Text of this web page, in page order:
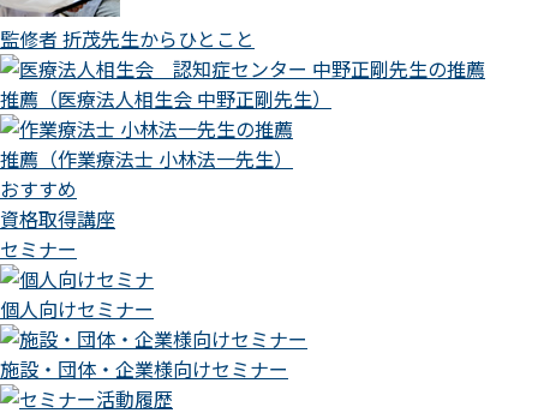
監修者 折茂先生からひとこと
推薦（医療法人相生会 中野正剛先生）
推薦（作業療法士 小林法一先生）
おすすめ
資格取得講座
セミナー
個人向けセミナー
施設・団体・企業様向けセミナー